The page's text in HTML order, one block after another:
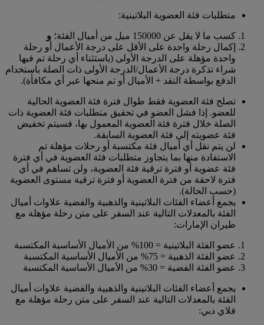
متطلبات فئة العضوية البلاتينية:
كسب ما لا يقل عن 150000 ميل من أميال الفئة؛
و
إكمال رحلة واحدة على الأقل على درجة الأعمال أو رحلة
واحدة مؤهلة على الدرجة الأولى (باستثناء أي رحلة تم فيها
شراء تذكرة درجة الأعمال/الدرجة الأولى ذات الصلة باستخدام
الدفع بواسطة النقد + الأميال أو تم منحها عبر أي مكافأة).
تصلح فئة العضوية فقط طوال فترة فئة العضوية الحالية
للعضو. إذا فشل العضو في تحقيق متطلبات فئة العضوية ذات
الصلة خلال فترة فئة العضوية المعمول بها، فسيتم تخفيض
فئة عضويته إلى فئة العضوية السابقة.
لن يتم نقل أي أميال فئة مكتسبة أو رحلات مؤهلة تم
الاستفادة منها بما يتجاوز متطلبات فئة العضوية في أي فترة
فئة عضوية أو فترة ترقية فئة العضوية، ولن تساهم في أي
فترة لاحقة من فترة العضوية أو فترة ترقية مستوى العضوية
(حسب الحالة).
يجمع أعضاء الفئات البلاتينية والذهبية والفضية علاوات أميال
الفئة بالمعدلات التالية عند السفر على متن رحلة مؤهلة مع
طيران الإمارات:
عضو الفئة البلاتينية = 100% من الأميال الأساسية المكتسبة
عضو الفئة الذهبية = 75% من الأميال الأساسية المكتسبة
عضو الفئة الفضية = 30% من الأميال الأساسية المكتسبة
يجمع أعضاء الفئات البلاتينية والذهبية والفضية علاوات أميال
الفئة بالمعدلات التالية عند السفر على متن رحلة مؤهلة مع
فلاي دبي: